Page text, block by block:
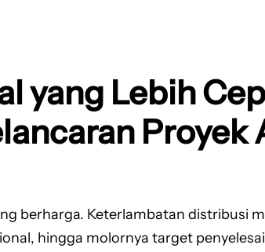
yang Lebih
Proyek
berharga. Keterlambatan distribusi
hingga molornya target